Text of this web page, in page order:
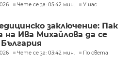
Чете се за: 05:42 мин. У нас
заключение: Пак
на Ива Михайлова да се
Чете се за: 03:42 мин. По света